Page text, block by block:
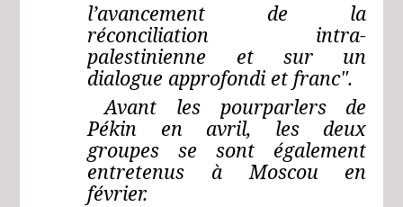
l’avancement de la
réconciliation intra-
palestinienne et sur un
dialogue approfondi et franc".
Avant les pourparlers de
Pékin en avril, les deux
groupes se sont également
entretenus à Moscou en
février.